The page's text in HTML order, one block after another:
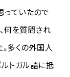
っていたので
何を質問され
多くの外国人
トガル語に抵